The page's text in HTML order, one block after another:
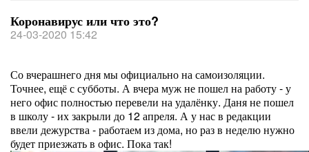
Коронавирус или что это?
24-03-2020 15:42
Со вчерашнего дня мы официально на самоизоляции.
Точнее, ещё с субботы. А вчера муж не пошел на работу - у
него офис полностью перевели на удалёнку. Даня не пошел
в школу - их закрыли до 12 апреля. А у нас в редакции
ввели дежурства - работаем из дома, но раз в неделю нужно
будет приезжать в офис. Пока так!